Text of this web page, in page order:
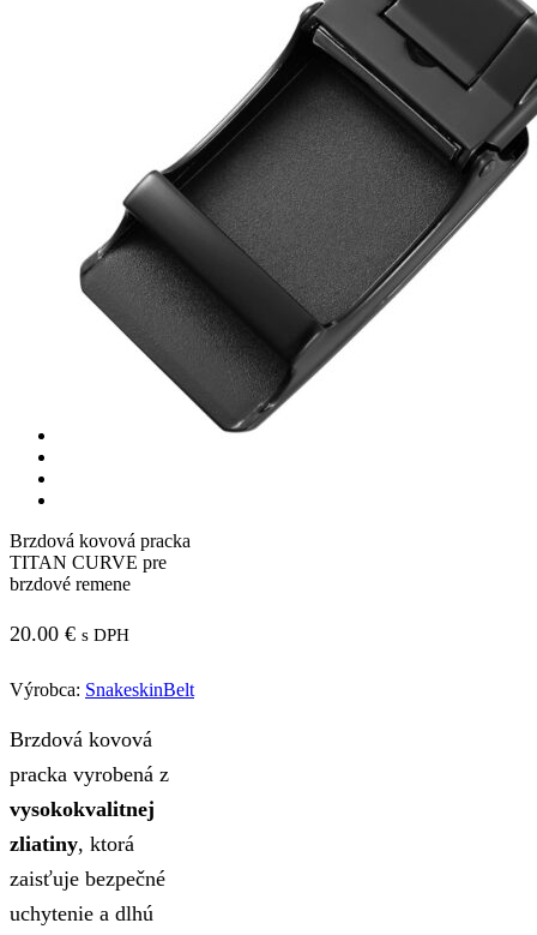
Brzdová kovová pracka
TITAN CURVE pre
brzdové remene
20.00 € s DPH
Výrobca: SnakeskinBelt
Brzdová kovová
pracka vyrobená z
vysokokvalitnej
zliatiny, ktorá
zaisťuje bezpečné
uchytenie a dlhú